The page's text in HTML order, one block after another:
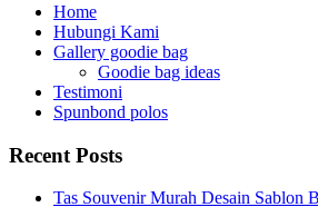
Home
Hubungi Kami
Gallery goodie bag
Goodie bag ideas
Testimoni
Spunbond polos
Recent Posts
Tas Souvenir Murah Desain Sablon